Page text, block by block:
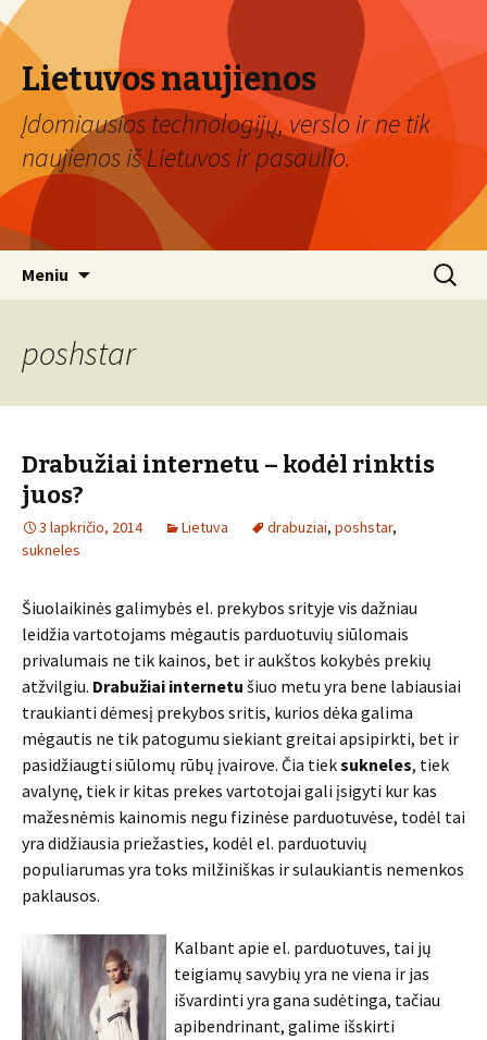
Lietuvos naujienos
Įdomiausios technologijų, verslo ir ne tik
naujienos iš Lietuvos ir pasaulio.
Meniu Ieškoti:
poshstar
Drabužiai internetu – kodėl rinktis
juos?
3 lapkričio, 2014 Lietuva drabuziai, poshstar,
sukneles
Šiuolaikinės galimybės el. prekybos srityje vis dažniau
leidžia vartotojams mėgautis parduotuvių siūlomais
privalumais ne tik kainos, bet ir aukštos kokybės prekių
atžvilgiu. Drabužiai internetu šiuo metu yra bene labiausiai
traukianti dėmesį prekybos sritis, kurios dėka galima
mėgautis ne tik patogumu siekiant greitai apsipirkti, bet ir
pasidžiaugti siūlomų rūbų įvairove. Čia tieksukneles, tiek
avalynę, tiek ir kitas prekes vartotojai gali įsigyti kur kas
mažesnėmis kainomis negu fizinėse parduotuvėse, todėl tai
yra didžiausia priežasties, kodėl el. parduotuvių
populiarumas yra toks milžiniškas ir sulaukiantis nemenkos
paklausos.
Kalbant apie el. parduotuves, tai jų
teigiamų savybių yra ne viena ir jas
išvardinti yra gana sudėtinga, tačiau
apibendrinant, galime išskirti